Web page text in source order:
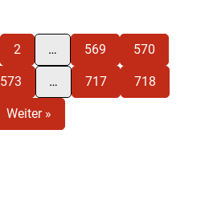
2 … 569 570
573 … 717 718
Weiter »